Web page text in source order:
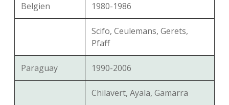
Belgien 1980-1986
Scifo, Ceulemans, Gerets,
Pfaff
Paraguay 1990-2006
Chilavert, Ayala, Gamarra